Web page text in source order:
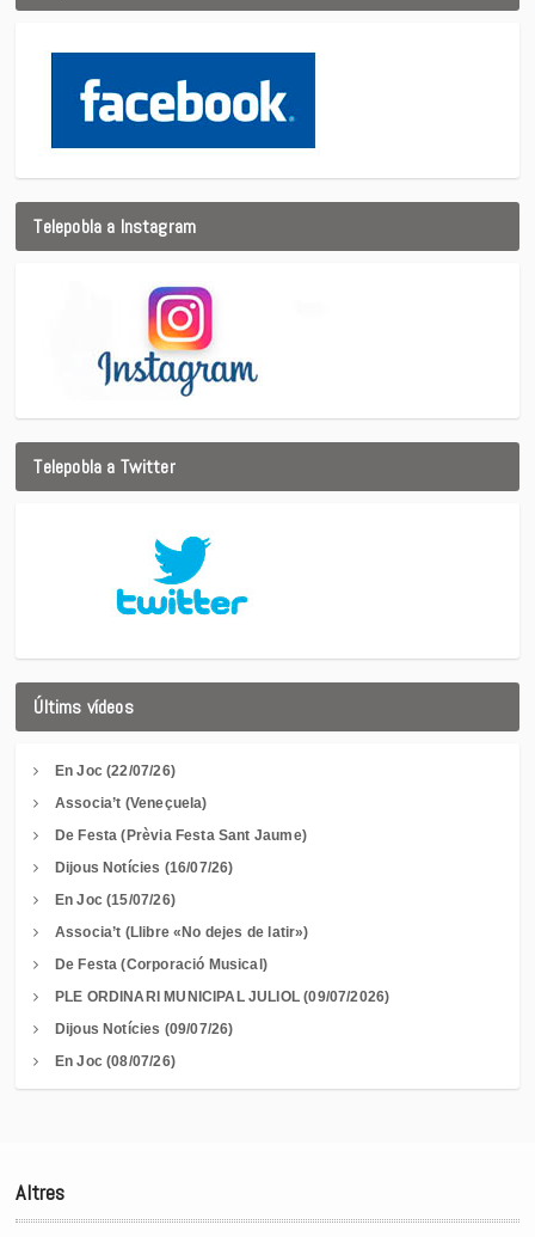
Telepobla a Instagram
Telepobla a Twitter
Últims vídeos
En Joc (22/07/26)
Associa’t (Veneçuela)
De Festa (Prèvia Festa Sant Jaume)
Dijous Notícies (16/07/26)
En Joc (15/07/26)
Associa’t (Llibre «No dejes de latir»)
De Festa (Corporació Musical)
PLE ORDINARI MUNICIPAL JULIOL (09/07/2026)
Dijous Notícies (09/07/26)
En Joc (08/07/26)
Altres